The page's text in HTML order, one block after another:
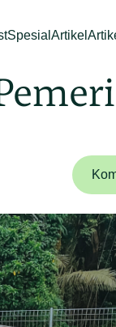
Spesial Artikel